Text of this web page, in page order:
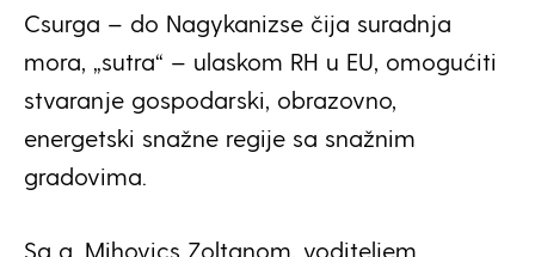
Csurga – do Nagykanizse čija suradnja
mora, „sutra“ – ulaskom RH u EU, omogućiti
stvaranje gospodarski, obrazovno,
energetski snažne regije sa snažnim
gradovima.
Sa g. Mihovics Zoltanom, voditeljem